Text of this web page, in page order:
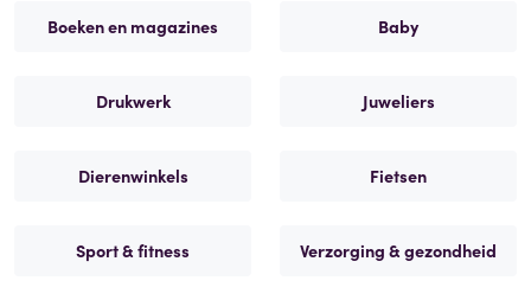
Boeken en magazines Baby
Drukwerk Juweliers
Dierenwinkels Fietsen
Sport & fitness Verzorging & gezondheid